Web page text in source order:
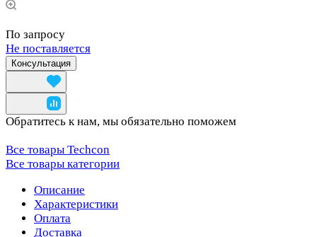
По запросу
Не поставляется
Консультация
Обратитесь к нам, мы обязательно поможем
Все товары Techcon
Все товары категории
Описание
Характеристики
Оплата
Доставка